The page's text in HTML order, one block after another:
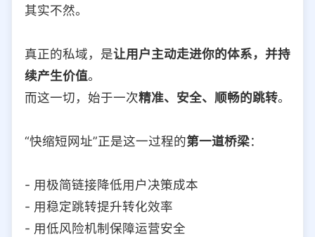
其实不然。
真正的私域，是让用户主动走进你的体系，并持
续产生价值。
而这一切，始于一次精准、安全、顺畅的跳转。
“快缩短网址”正是这一过程的第一道桥梁：
- 用极简链接降低用户决策成本
- 用稳定跳转提升转化效率
- 用低风险机制保障运营安全